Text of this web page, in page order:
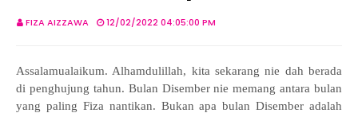
FIZA AIZZAWA 12/02/2022 04:05:00 PM
Assalamualaikum. Alhamdulillah, kita sekarang nie dah berada
di penghujung tahun. Bulan Disember nie memang antara bulan
yang paling Fiza nantikan. Bukan apa bulan Disember adalah